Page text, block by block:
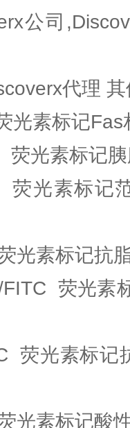
公司
代理
光素标记Fas
荧光素标记
荧光素标记
光素标记抗
荧光素
荧光素标记
光素标记酸